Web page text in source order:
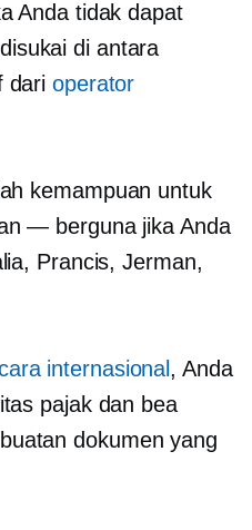
Anda tidak dapat
di antara
darioperator
kemampuan untuk
— berguna jika Anda
Prancis, Jerman,
internasional , Anda
pajak dan bea
dokumen yang